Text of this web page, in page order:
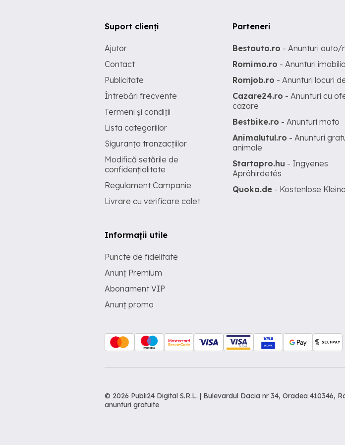
Suport clienți
Ajutor
Contact
Publicitate
Întrebări frecvente
Termeni și condiții
Lista categoriilor
Siguranța tranzacțiilor
Modifică setările de
confidențialitate
Regulament Campanie
Livrare cu verificare colet
Informații utile
Puncte de fidelitate
Anunț Premium
Abonament VIP
Anunț promo
Parteneri
Bestauto.ro - Anunturi auto/
Romimo.ro - Anunturi
Romjob.ro - Anunturi locuri
Cazare24.ro - Anunturi cu
cazare
Bestbike.ro - Anunturi moto
Animalutul.ro - Anunturi
animale
Startapro.hu - Ingyenes
Apróhirdetés
Quoka.de - Kostenlose
© 2026 Publi24 Digital S.R.L. | Bulevardul Dacia nr 34, Oradea 410346,
anunturi gratuite